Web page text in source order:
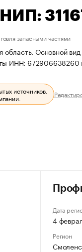
запасными частями
Основной вид
ИНН:
источников.
Дата
4
Регион